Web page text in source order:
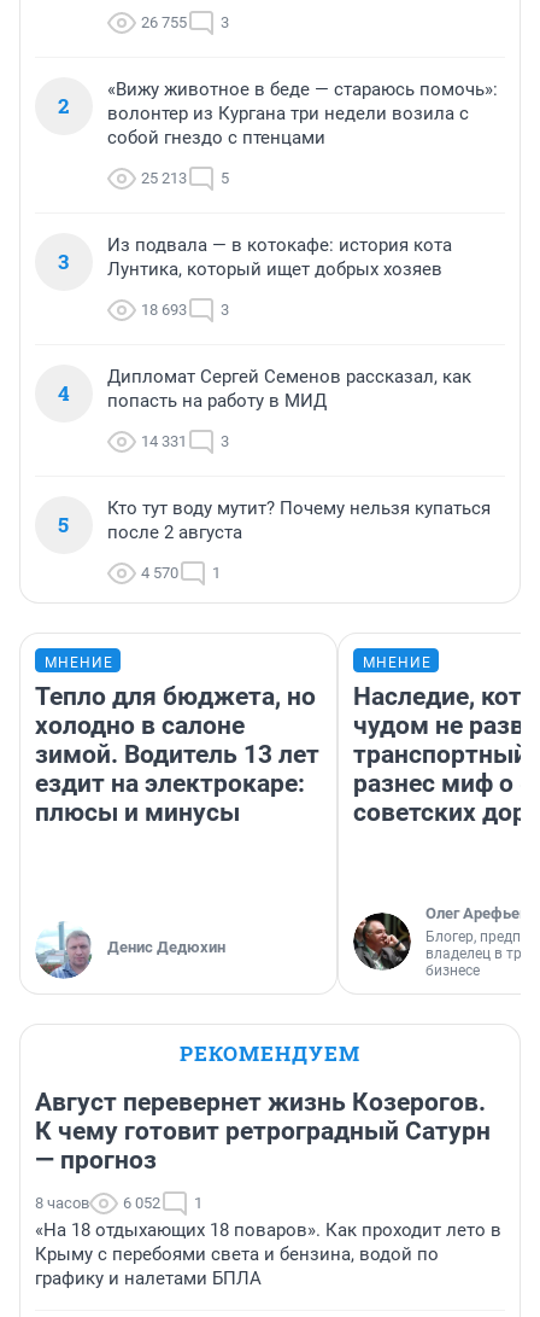
26 755 3
2
«Вижу животное в беде — стараюсь помочь»:
волонтер из Кургана три недели возила с
собой гнездо с птенцами
25 213 5
3
Из подвала — в котокафе: история кота
Лунтика, который ищет добрых хозяев
18 693 3
4
Дипломат Сергей Семенов рассказал, как
попасть на работу в МИД
14 331 3
5
Кто тут воду мутит? Почему нельзя купаться
после 2 августа
4 570 1
МНЕНИЕ
Тепло для бюджета, но
холодно в салоне
зимой. Водитель 13 лет
ездит на электрокаре:
плюсы и минусы
Денис Дедюхин
МНЕНИЕ
Наследие,
чудом не
транспортный
разнес миф о
советских
Олег Арефьев
Блогер,
владелец в
бизнесе
РЕКОМЕНДУЕМ
Август перевернет жизнь Козерогов.
К чему готовит ретроградный Сатурн
— прогноз
8 часов 6 052 1
«На 18 отдыхающих 18 поваров». Как проходит лето в
Крыму с перебоями света и бензина, водой по
графику и налетами БПЛА